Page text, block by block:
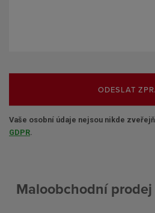
ODESLAT
Vaše osobní údaje nejsou nikde
GDPR.
Maloobchodní prodej